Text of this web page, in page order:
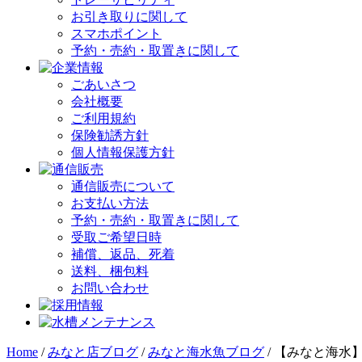
お引き取りに関して
スマホポイント
予約・売約・取置きに関して
ごあいさつ
会社概要
ご利用規約
保険勧誘方針
個人情報保護方針
通信販売について
お支払い方法
予約・売約・取置きに関して
受取ご希望日時
補償、返品、死着
送料、梱包料
お問い合わせ
Home /みなと店ブログ /みなと海水魚ブログ / 【みなと海水